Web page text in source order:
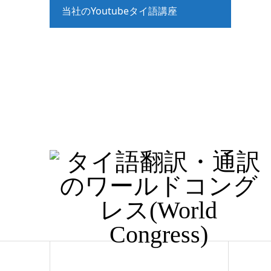
当社のYoutubeタイ語講座